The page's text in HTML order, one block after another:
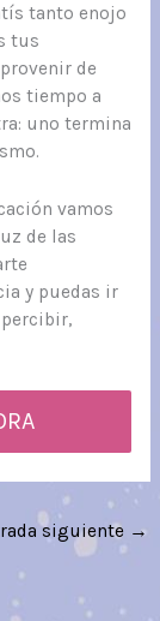
tanto enojo
tus
de
tiempo a
uno termina
vamos
de las
y puedas ir
siguiente →